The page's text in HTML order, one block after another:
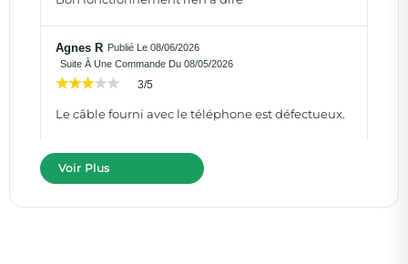
Agnes R Publié Le 08/06/2026
Suite À Une Commande Du 08/05/2026
3/5
Le câble fourni avec le téléphone est défectueux.
Voir Plus